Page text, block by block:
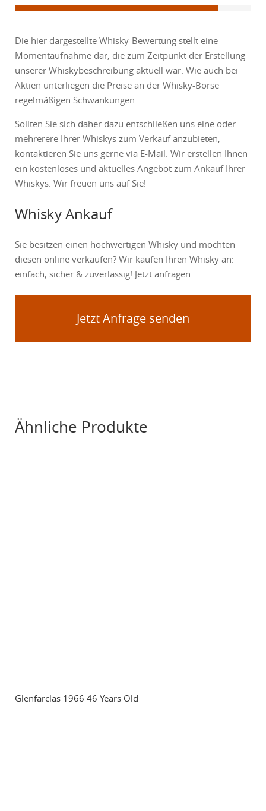
Die hier dargestellte Whisky-Bewertung stellt eine
Momentaufnahme dar, die zum Zeitpunkt der Erstellung
unserer Whiskybeschreibung aktuell war. Wie auch bei
Aktien unterliegen die Preise an der Whisky-Börse
regelmäßigen Schwankungen.
Sollten Sie sich daher dazu entschließen uns eine oder
mehrerere Ihrer Whiskys zum Verkauf anzubieten,
kontaktieren Sie uns gerne via E-Mail. Wir erstellen Ihnen
ein kostenloses und aktuelles Angebot zum Ankauf Ihrer
Whiskys. Wir freuen uns auf Sie!
Whisky Ankauf
Sie besitzen einen hochwertigen Whisky und möchten
diesen online verkaufen? Wir kaufen Ihren Whisky an:
einfach, sicher & zuverlässig! Jetzt anfragen.
Jetzt Anfrage senden
Ähnliche Produkte
Glenfarclas 1966 46 Years Old